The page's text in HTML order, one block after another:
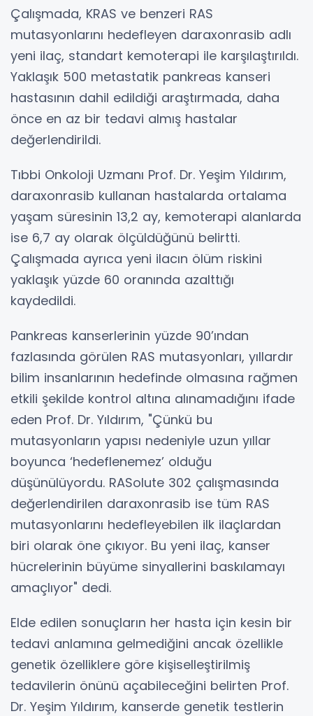
Çalışmada, KRAS ve benzeri RAS
mutasyonlarını hedefleyen daraxonrasib adlı
yeni ilaç, standart kemoterapi ile karşılaştırıldı.
Yaklaşık 500 metastatik pankreas kanseri
hastasının dahil edildiği araştırmada, daha
önce en az bir tedavi almış hastalar
değerlendirildi.
Tıbbi Onkoloji Uzmanı Prof. Dr. Yeşim Yıldırım,
daraxonrasib kullanan hastalarda ortalama
yaşam süresinin 13,2 ay, kemoterapi alanlarda
ise 6,7 ay olarak ölçüldüğünü belirtti.
Çalışmada ayrıca yeni ilacın ölüm riskini
yaklaşık yüzde 60 oranında azalttığı
kaydedildi.
Pankreas kanserlerinin yüzde 90’ından
fazlasında görülen RAS mutasyonları, yıllardır
bilim insanlarının hedefinde olmasına rağmen
etkili şekilde kontrol altına alınamadığını ifade
eden Prof. Dr. Yıldırım, "Çünkü bu
mutasyonların yapısı nedeniyle uzun yıllar
boyunca ‘hedeflenemez’ olduğu
düşünülüyordu. RASolute 302 çalışmasında
değerlendirilen daraxonrasib ise tüm RAS
mutasyonlarını hedefleyebilen ilk ilaçlardan
biri olarak öne çıkıyor. Bu yeni ilaç, kanser
hücrelerinin büyüme sinyallerini baskılamayı
amaçlıyor" dedi.
Elde edilen sonuçların her hasta için kesin bir
tedavi anlamına gelmediğini ancak özellikle
genetik özelliklere göre kişiselleştirilmiş
tedavilerin önünü açabileceğini belirten Prof.
Dr. Yeşim Yıldırım, kanserde genetik testlerin